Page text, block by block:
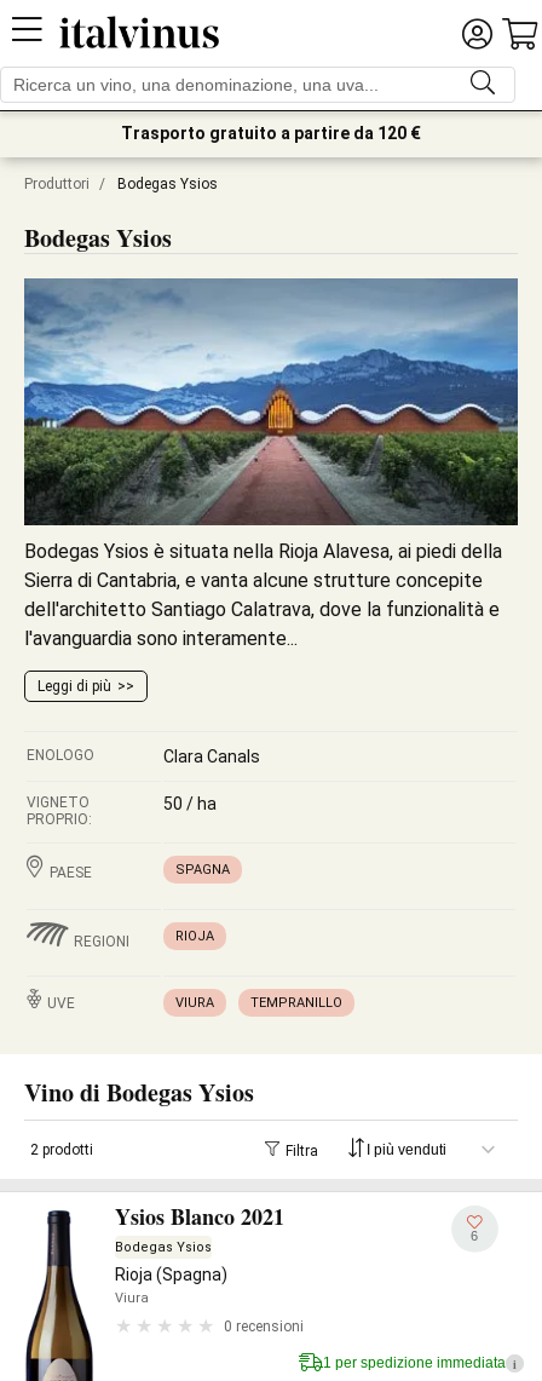
Trasporto gratuito a partire da 120 €
Produttori / Bodegas Ysios
Bodegas Ysios
Bodegas Ysios è situata nella Rioja Alavesa, ai piedi della
Sierra di Cantabria, e vanta alcune strutture concepite
dell'architetto Santiago Calatrava, dove la funzionalità e
l'avanguardia sono interamente...
Leggi di più
ENOLOGO Clara Canals
VIGNETO
PROPRIO:
50 / ha
PAESE SPAGNA
REGIONI RIOJA
UVE VIURA TEMPRANILLO
Vino di Bodegas Ysios
2 prodotti Filtra
Ysios Blanco 2021
Bodegas Ysios
Rioja (Spagna)
Viura
0 recensioni
6
1 per spedizione immediata i